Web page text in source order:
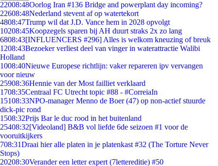
22008:48Oorlog Iran #136 Bridge and powerplant day incoming?
22608:48Nederland stevent af op watertekort
4808:47Trump wil dat J.D. Vance hem in 2028 opvolgt
10208:45Koopzegels sparen bij AH duurt straks 2x zo lang
6808:43[INFLUENCERS #296] Alles is welkom kneuzing of breuk
1208:43Bezoeker verliest deel van vinger in waterattractie Walibi
Holland
1008:40Nieuwe Europese richtlijn: vaker repareren ipv vervangen
voor nieuw
25908:36Hennie van der Most failliet verklaard
1708:35Centraal FC Utrecht topic #88 - #CorreiaIn
15108:33NPO-manager Menno de Boer (47) op non-actief stuurde
dick-pic rond
1508:32Prijs Bar le duc rood in het buitenland
25408:32[Videoland] B&B vol liefde 6de seizoen #1 voor de
vooruitkijkers
708:31Draai hier alle platen in je platenkast #32 (The Torture Never
Stops)
20208:30Verander een letter expert (7lettereditie) #50